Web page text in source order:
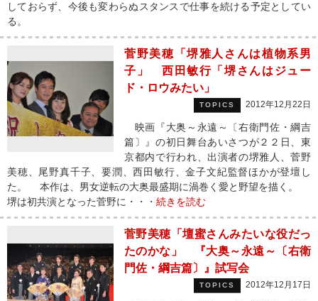
しておらず、今後も変わらぬスタンスで仕事を続ける予定としてい
る。
菅野美穂「堺雅人さんは植物系男
子」 西田敏行「堺さんはジュー
ド・ロウみたい」
TOPICS 2012年12月22日
映画『大奥～永遠～〔右衛門佐・綱吉
篇〕』の初日舞台あいさつが２２日、東
京都内で行われ、出演者の堺雅人、菅野
美穂、尾野真千子、要潤、西田敏行、金子文紀監督ほかが登壇し
た。 本作は、男女逆転の大奥最盛期に渦巻く愛と野望を描く。
堺は初共演となった菅野に・・・ 続きを読む
菅野美穂「壇蜜さんみたいな役だっ
たのかな」 『大奥～永遠～〔右衛
門佐・綱吉篇〕』試写会
TOPICS 2012年12月17日